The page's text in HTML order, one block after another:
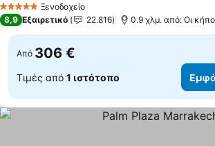
5 Αστέρια Ξενοδοχείο
8,9 Εξαιρετικό 22.816 0.9 χλμ. από: Οι
Από 306 €
Τιμές από 1 ιστότοπο